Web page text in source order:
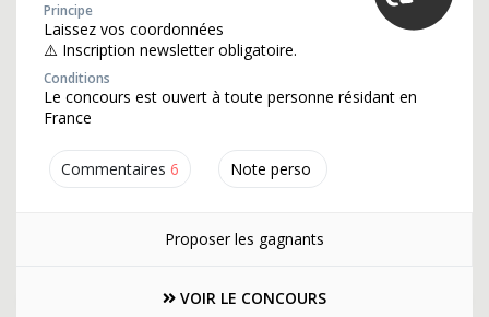
Commentaires 6 Note perso
Principe
Laissez vos coordonnées
⚠️ Inscription newsletter obligatoire.
Conditions
Le concours est ouvert à toute personne résidant en
France
Proposer les gagnants
VOIR LE CONCOURS